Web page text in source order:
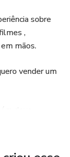
sobre
,
mãos.
vender um
de vestir-se